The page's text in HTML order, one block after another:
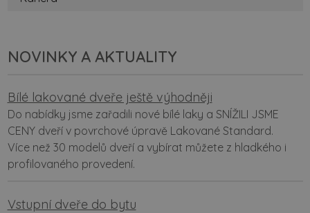
NOVINKY A AKTUALITY
Bílé lakované dveře ještě výhodněji
Do nabídky jsme zařadili nové bílé laky a SNÍŽILI JSME
CENY dveří v povrchové úpravě Lakované Standard.
Více než 30 modelů dveří a vybírat můžete z hladkého i
profilovaného provedení.
Vstupní dveře do bytu